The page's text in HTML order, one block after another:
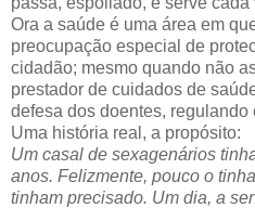
Ora a saúde é uma área em
preocupação especial de
cidadão; mesmo quando não
prestador de cuidados de
defesa dos doentes, regulando
Uma história real, a propósito:
Um casal de sexagenários
anos. Felizmente, pouco o
tinham precisado. Um dia, a